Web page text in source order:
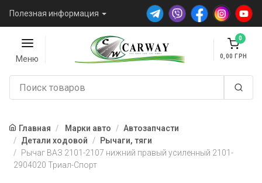
Полезная информация
Меню
0
0,00
Главная Марки авто
Автозапчасти
Детали ходовой
Рычаги, тяги
Рычаг ВАЗ 2101-2107 нижний правый усиленный 2101-
2904020 Триал-Спорт